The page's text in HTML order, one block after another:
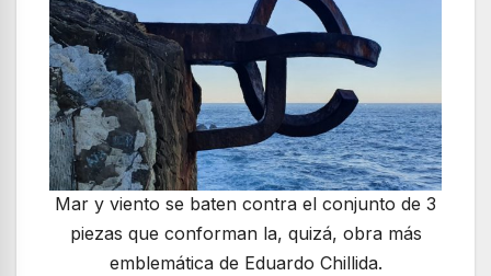
Mar y viento se baten contra el conjunto de 3
piezas que conforman la, quizá, obra más
emblemática de Eduardo Chillida.